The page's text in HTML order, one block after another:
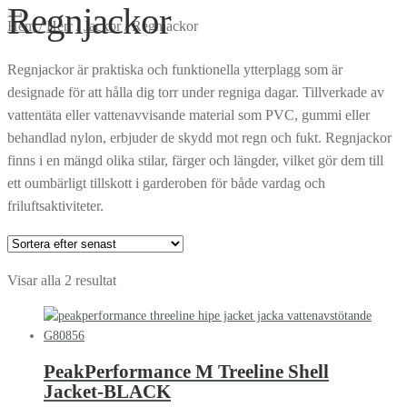
Hem/Herr/Jackor/Regnjackor
Regnjackor
Regnjackor är praktiska och funktionella ytterplagg som är
designade för att hålla dig torr under regniga dagar. Tillverkade av
vattentäta eller vattenavvisande material som PVC, gummi eller
behandlad nylon, erbjuder de skydd mot regn och fukt. Regnjackor
finns i en mängd olika stilar, färger och längder, vilket gör dem till
ett oumbärligt tillskott i garderoben för både vardag och
friluftsaktiviteter.
Visar alla 2 resultatSortera
senaste
PeakPerformance M Treeline Shell
Jacket-BLACK